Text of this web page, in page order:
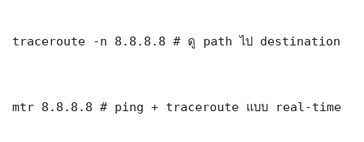
traceroute -n 8.8.8.8 # ดู path ไป destination
mtr 8.8.8.8 # ping + traceroute แบบ real-time